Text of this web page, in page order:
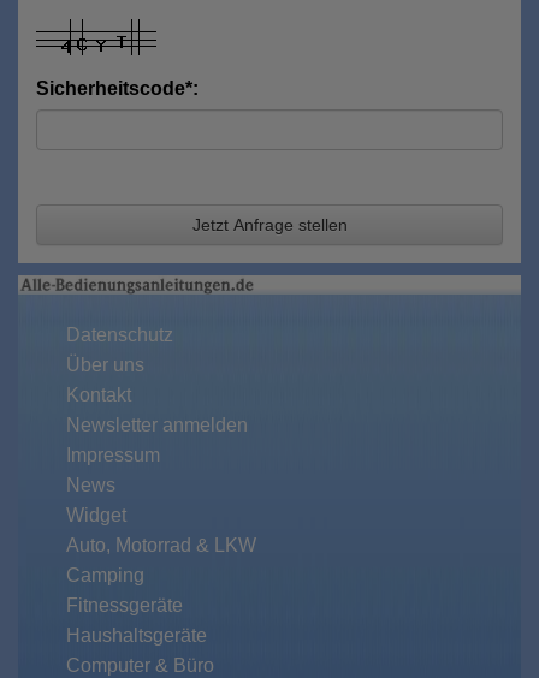
Sicherheitscode*:
Jetzt Anfrage stellen
Datenschutz
Über uns
Kontakt
Newsletter anmelden
Impressum
News
Widget
Auto, Motorrad & LKW
Camping
Fitnessgeräte
Haushaltsgeräte
Computer & Büro